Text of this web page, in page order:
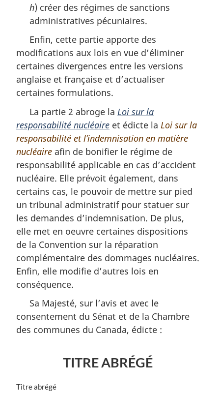
h) créer des régimes de sanctions
administratives pécuniaires.
Enfin, cette partie apporte des
modifications aux lois en vue d’éliminer
certaines divergences entre les versions
anglaise et française et d’actualiser
certaines formulations.
La partie 2 abroge la Loi sur la
responsabilité nucléaire et édicte la Loi sur la
responsabilité et l’indemnisation en matière
nucléaire afin de bonifier le régime de
responsabilité applicable en cas d’accident
nucléaire. Elle prévoit également, dans
certains cas, le pouvoir de mettre sur pied
un tribunal administratif pour statuer sur
les demandes d’indemnisation. De plus,
elle met en oeuvre certaines dispositions
de la Convention sur la réparation
complémentaire des dommages nucléaires.
Enfin, elle modifie d’autres lois en
conséquence.
Sa Majesté, sur l’avis et avec le
consentement du Sénat et de la Chambre
des communes du Canada, édicte :
TITRE ABRÉGÉ
N
Titre abrégé